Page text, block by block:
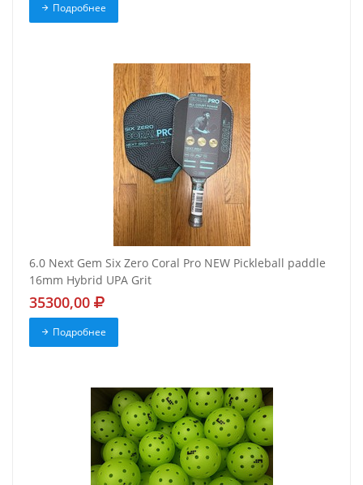
Подробнее
6.0 Next Gem Six Zero Coral Pro NEW Pickleball paddle
16mm Hybrid UPA Grit
35300,00
Подробнее